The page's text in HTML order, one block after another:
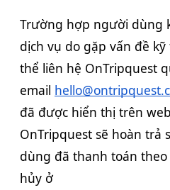
Trường hợp người dùng
dịch vụ do gặp vấn đề
thể liên hệ OnTripquest
email
đã được hiển thị trên
OnTripquest sẽ hoàn trả
dùng đã thanh toán
hủy ở